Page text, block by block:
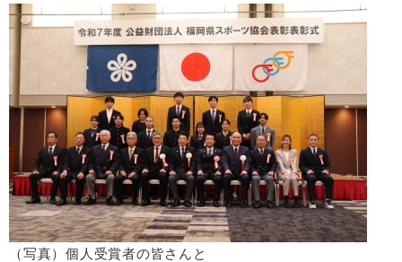
（写真）個人受賞者の皆さんと